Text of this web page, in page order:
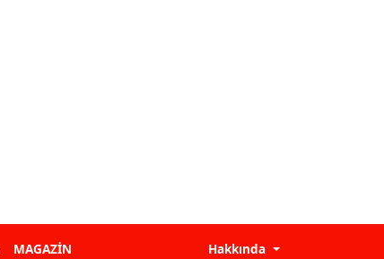
MAGAZİN Hakkında